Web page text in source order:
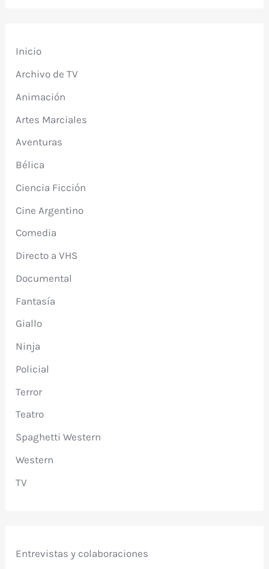
Inicio
Archivo de TV
Animación
Artes Marciales
Aventuras
Bélica
Ciencia Ficción
Cine Argentino
Comedia
Directo a VHS
Documental
Fantasía
Giallo
Ninja
Policial
Terror
Teatro
Spaghetti Western
Western
TV
Entrevistas y colaboraciones